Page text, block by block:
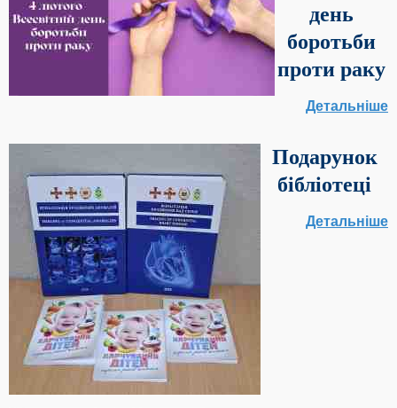
день
боротьби
проти раку
Детальніше
Подарунок
бібліотеці
Детальніше